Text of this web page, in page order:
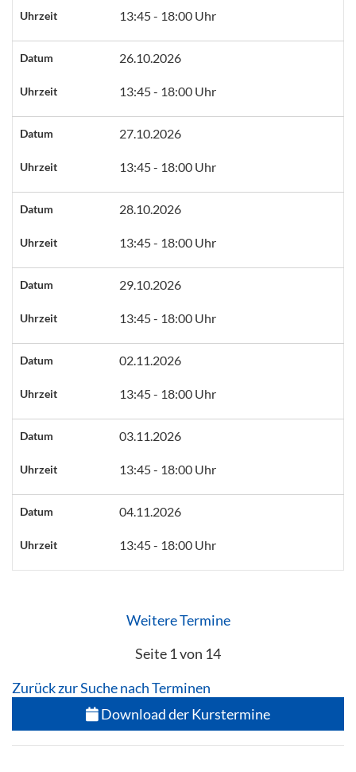
Uhrzeit 13:45 - 18:00 Uhr
Datum 26.10.2026
Uhrzeit 13:45 - 18:00 Uhr
Datum 27.10.2026
Uhrzeit 13:45 - 18:00 Uhr
Datum 28.10.2026
Uhrzeit 13:45 - 18:00 Uhr
Datum 29.10.2026
Uhrzeit 13:45 - 18:00 Uhr
Datum 02.11.2026
Uhrzeit 13:45 - 18:00 Uhr
Datum 03.11.2026
Uhrzeit 13:45 - 18:00 Uhr
Datum 04.11.2026
Uhrzeit 13:45 - 18:00 Uhr
Weitere Termine
Seite 1 von 14
Zurück zur Suche nach Terminen
Download der Kurstermine